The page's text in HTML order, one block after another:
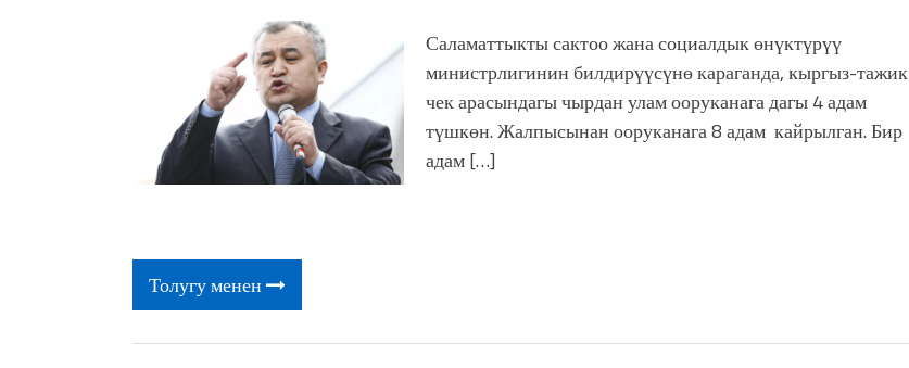
Саламаттыкты сактоо жана социалдык өнүктүрүү
министрлигинин билдирүүсүнө караганда, кыргыз-тажик
чек арасындагы чырдан улам ооруканага дагы 4 адам
түшкөн. Жалпысынан ооруканага 8 адам кайрылган. Бир
адам […]
Толугу менен